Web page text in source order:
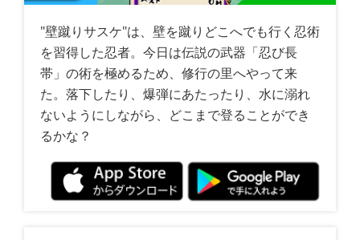
"壁蹴りサスケ"は、壁を蹴りどこへでも行く忍術
を習得した忍者。今日は伝説の武器「忍び長
帯」の術を極めるため、修行の里へやって来
た。落下したり、爆弾にあたったり、水に溺れ
ないようにしながら、どこまで登ることができ
るかな？